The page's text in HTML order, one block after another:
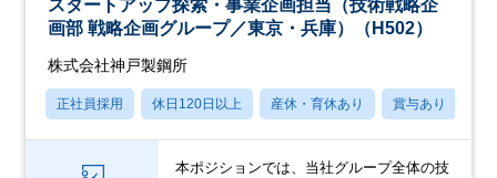
スタートアップ探索・事業企画担当（技術戦略企
画部 戦略企画グループ／東京・兵庫）（H502）
株式会社神戸製鋼所
正社員採用 休日120日以上 産休・育休あり 賞与あり
本ポジションでは、当社グループ全体の技